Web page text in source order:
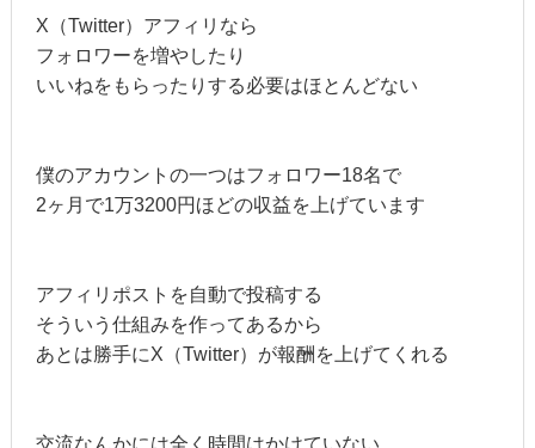
X（Twitter）アフィリなら
フォロワーを増やしたり
いいねをもらったりする必要はほとんどない
僕のアカウントの一つはフォロワー18名で
2ヶ月で1万3200円ほどの収益を上げています
アフィリポストを自動で投稿する
そういう仕組みを作ってあるから
あとは勝手にX（Twitter）が報酬を上げてくれる
交流なんかには全く時間はかけていない